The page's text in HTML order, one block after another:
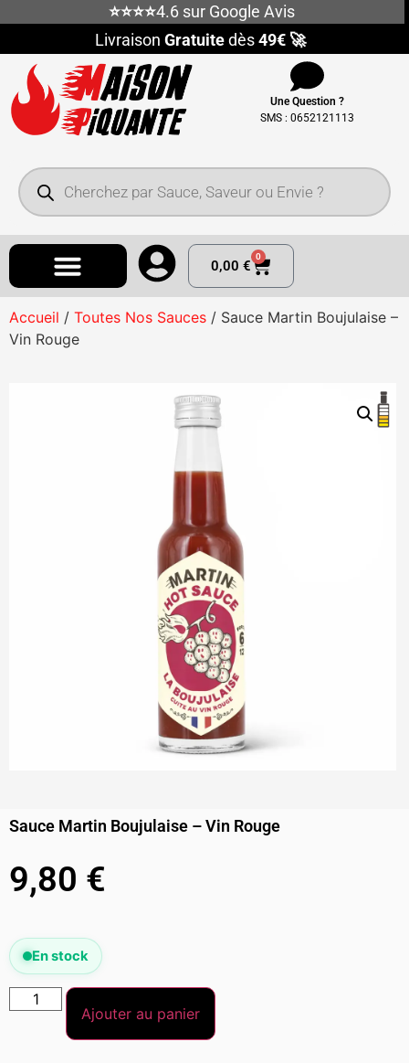
⭐⭐⭐⭐4.6 sur Google Avis
Livraison Gratuitedès49€ 🚀
Une Question ?
SMS : 0652121113
0,00 €
0
Accueil / Toutes Nos Sauces / Sauce Martin Boujulaise –
Vin Rouge
Sauce Martin Boujulaise – Vin Rouge
9,80 €
En stock
Ajouter au panier